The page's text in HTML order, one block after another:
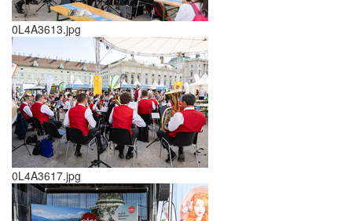
0L4A3613.jpg
0L4A3617.jpg